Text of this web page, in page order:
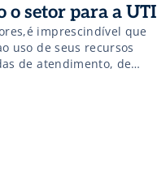
o setor para a UTI
imprescindível que
uso de seus recursos
de atendimento, de